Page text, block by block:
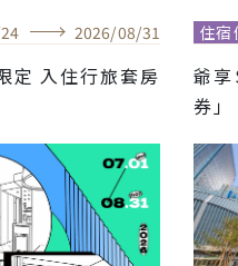
24 2026/08/31
定 入住行旅套房
住宿
爺
券」